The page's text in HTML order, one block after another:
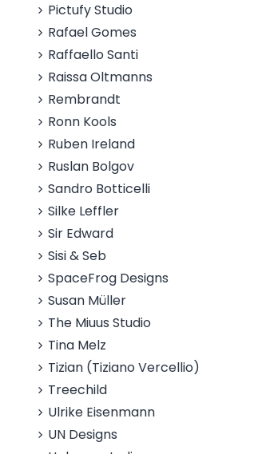
Pictufy Studio
Rafael Gomes
Raffaello Santi
Raissa Oltmanns
Rembrandt
Ronn Kools
Ruben Ireland
Ruslan Bolgov
Sandro Botticelli
Silke Leffler
Sir Edward
Sisi & Seb
SpaceFrog Designs
Susan Müller
The Miuus Studio
Tina Melz
Tizian (Tiziano Vercellio)
Treechild
Ulrike Eisenmann
UN Designs